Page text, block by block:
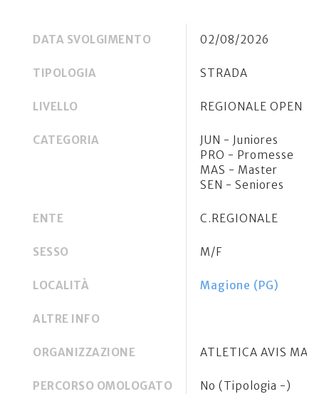
DATA SVOLGIMENTO 02/08/2026
TIPOLOGIA STRADA
LIVELLO REGIONALE OPEN
CATEGORIA
JUN - Juniores
PRO - Promesse
MAS - Master
SEN - Seniores
ENTE C.REGIONALE
SESSO M/F
LOCALITÀ Magione (PG)
ALTRE INFO
ORGANIZZAZIONE ATLETICA AVIS
PERCORSO OMOLOGATO No (Tipologia -)